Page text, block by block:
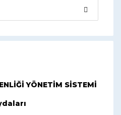
YÖNETİM SİSTEMİ